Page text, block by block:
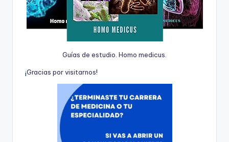
Guías de estudio. Homo medicus.
¡Gracias porvisitarnos!